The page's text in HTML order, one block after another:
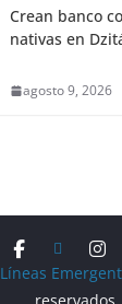
Crean banco
nativas en
agosto 9, 2026
Líneas